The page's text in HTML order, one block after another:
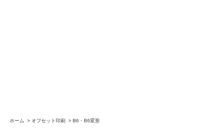
ホーム > オフセット印刷 > B6・B6変形